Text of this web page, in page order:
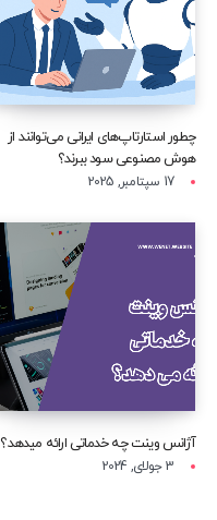
چطور استارتاپ‌های ایرانی می‌توانند از
هوش مصنوعی سود ببرند؟
17 سپتامبر, 2025
آژانس وینت چه خدماتی ارائه میدهد؟
3 جولای, 2024